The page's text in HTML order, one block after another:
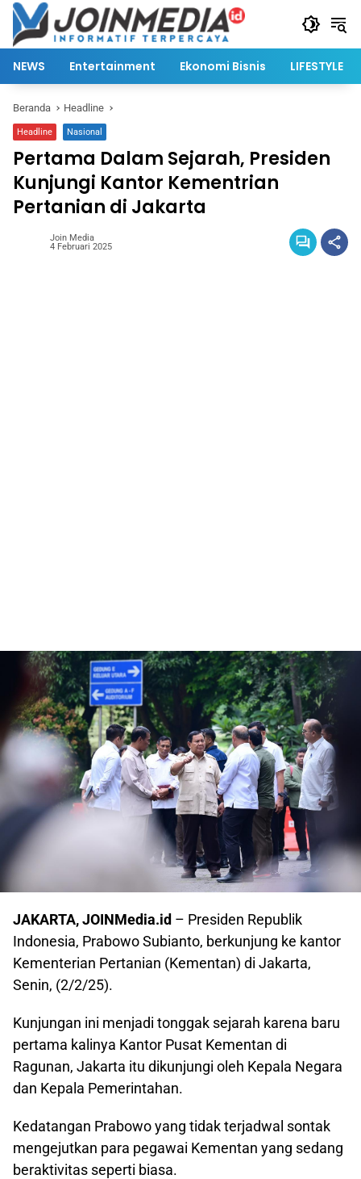
Langsung
konten
NEWS Entertainment Ekonomi Bisnis LIFESTYLE
Beranda Headline
Headline Nasional
Pertama Dalam Sejarah, Presiden
Kunjungi Kantor Kementrian
Pertanian di Jakarta
Join Media
4 Februari 2025
JAKARTA, JOINMedia.id – Presiden Republik
Indonesia, Prabowo Subianto, berkunjung ke kantor
Kementerian Pertanian (Kementan) di Jakarta,
Senin, (2/2/25).
Kunjungan ini menjadi tonggak sejarah karena baru
pertama kalinya Kantor Pusat Kementan di
Ragunan, Jakarta itu dikunjungi oleh Kepala Negara
dan Kepala Pemerintahan.
Kedatangan Prabowo yang tidak terjadwal sontak
mengejutkan para pegawai Kementan yang sedang
beraktivitas seperti biasa.